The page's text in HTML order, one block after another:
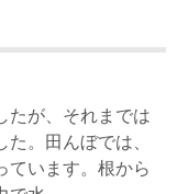
たが、それまでは
。田んぼでは、
ています。根から